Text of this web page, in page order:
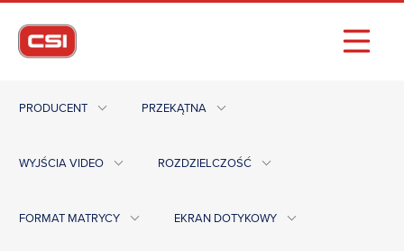
PRODUCENT PRZEKĄTNA
WYJŚCIA VIDEO ROZDZIELCZOŚĆ
FORMAT MATRYCY EKRAN DOTYKOWY